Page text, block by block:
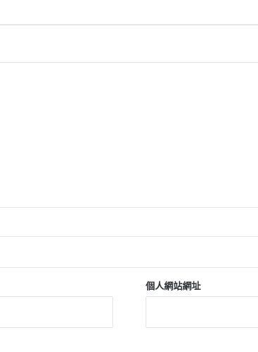
個人網站網址